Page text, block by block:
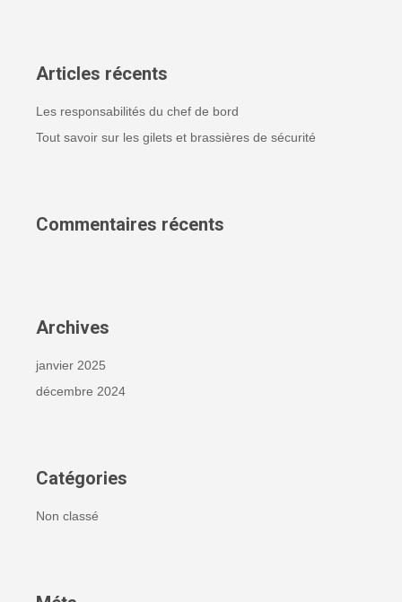
Articles récents
Les responsabilités du chef de bord
Tout savoir sur les gilets et brassières de sécurité
Commentaires récents
Archives
janvier 2025
décembre 2024
Catégories
Non classé
Offre valable jusqu’au 7 août 2026 inclus.
Paiement en 3x sans frais
OFFRIR UN BON CADEAU